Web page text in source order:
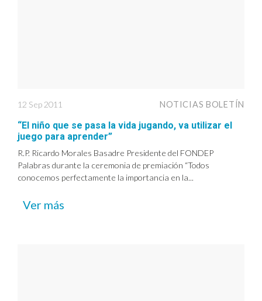
12 Sep 2011 NOTICIAS BOLETÍN
“El niño que se pasa la vida jugando, va utilizar el
juego para aprender”
R.P. Ricardo Morales Basadre Presidente del FONDEP
Palabras durante la ceremonia de premiación “Todos
conocemos perfectamente la importancia en la...
Ver más